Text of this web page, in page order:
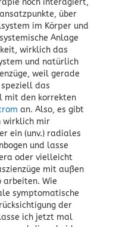
noch interagiert,
über
im Körper und
Anlage
wirklich das
und natürlich
weil gerade
das
mit den korrekten
an. Also, es gibt
wirklich mir
ein (unv.) radiales
und lasse
oder vielleicht
mit außen
arbeiten. Wie
symptomatische
der
ich jetzt mal